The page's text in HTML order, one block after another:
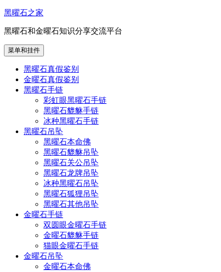
跳
内
容
黑曜石之家
黑曜石和金曜石知识分享交流平台
菜单和挂件
黑曜石真假鉴别
金曜石真假鉴别
黑曜石手链
彩虹眼黑曜石手链
黑曜石貔貅手链
冰种黑曜石手链
黑曜石吊坠
黑曜石本命佛
黑曜石貔貅吊坠
黑曜石关公吊坠
黑曜石龙牌吊坠
冰种黑曜石吊坠
黑曜石狐狸吊坠
黑曜石其他吊坠
金曜石手链
双圆眼金曜石手链
金曜石貔貅手链
猫眼金曜石手链
金曜石吊坠
金曜石本命佛